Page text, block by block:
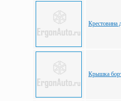
Крестовина
Крышка